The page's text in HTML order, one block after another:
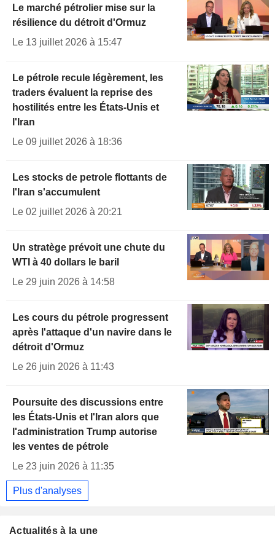
Le marché pétrolier mise sur la
résilience du détroit d'Ormuz
Le 13 juillet 2026 à 15:47
Le pétrole recule légèrement, les
traders évaluent la reprise des
hostilités entre les États-Unis et
l'Iran
Le 09 juillet 2026 à 18:36
Les stocks de petrole flottants de
l'Iran s'accumulent
Le 02 juillet 2026 à 20:21
Un stratège prévoit une chute du
WTI à 40 dollars le baril
Le 29 juin 2026 à 14:58
Les cours du pétrole progressent
après l'attaque d'un navire dans le
détroit d'Ormuz
Le 26 juin 2026 à 11:43
Poursuite des discussions entre
les États-Unis et l'Iran alors que
l'administration Trump autorise
les ventes de pétrole
Le 23 juin 2026 à 11:35
Plus d'analyses
Actualités à la une